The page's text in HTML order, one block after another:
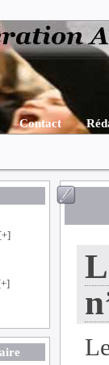
Contact
[+]